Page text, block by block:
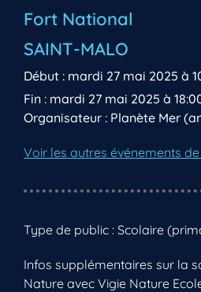
Fort National
SAINT-MALO
Début : mardi 27 mai 2025 à
Fin : mardi 27 mai 2025 à
Organisateur : Planète Mer
Voir les autres événements
Type de public : Scolaire
Infos supplémentaires sur la
Nature avec Vigie Nature